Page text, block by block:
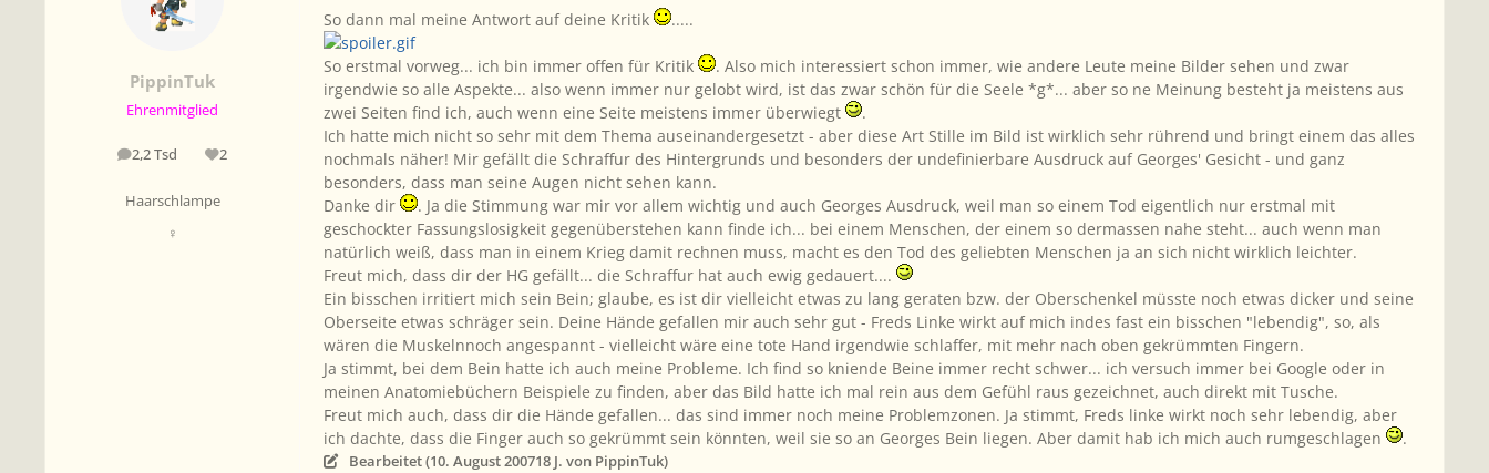
PippinTuk
Ehrenmitglied
2,2 Tsd
Beiträge 2
Reputation
Haarschlampe
♀
So dann mal meine Antwort auf deine Kritik .....
So erstmal vorweg... ich bin immer offen für Kritik
. Also mich interessiert schon immer, wie andere Leute meine Bilder sehen und zwar
irgendwie so alle Aspekte... also wenn immer nur gelobt wird, ist das zwar schön für die Seele *g*... aber so ne Meinung besteht ja meistens aus
zwei Seiten find ich, auch wenn eine Seite meistens immer überwiegt
.
Ich hatte mich nicht so sehr mit dem Thema auseinandergesetzt - aber diese Art Stille im Bild ist wirklich sehr rührend und bringt einem das alles
nochmals näher! Mir gefällt die Schraffur des Hintergrunds und besonders der undefinierbare Ausdruck auf Georges' Gesicht - und ganz
besonders, dass man seine Augen nicht sehen kann.
Danke dir
. Ja die Stimmung war mir vor allem wichtig und auch Georges Ausdruck, weil man so einem Tod eigentlich nur erstmal mit
geschockter Fassungslosigkeit gegenüberstehen kann finde ich... bei einem Menschen, der einem so dermassen nahe steht... auch wenn man
natürlich weiß, dass man in einem Krieg damit rechnen muss, macht es den Tod des geliebten Menschen ja an sich nicht wirklich leichter.
Freut mich, dass dir der HG gefällt... die Schraffur hat auch ewig gedauert....
Ein bisschen irritiert mich sein Bein; glaube, es ist dir vielleicht etwas zu lang geraten bzw. der Oberschenkel müsste noch etwas dicker und seine
Oberseite etwas schräger sein. Deine Hände gefallen mir auch sehr gut - Freds Linke wirkt auf mich indes fast ein bisschen "lebendig", so, als
wären die Muskelnnoch angespannt - vielleicht wäre eine tote Hand irgendwie schlaffer, mit mehr nach oben gekrümmten Fingern.
Ja stimmt, bei dem Bein hatte ich auch meine Probleme. Ich find so kniende Beine immer recht schwer... ich versuch immer bei Google oder in
meinen Anatomiebüchern Beispiele zu finden, aber das Bild hatte ich mal rein aus dem Gefühl raus gezeichnet, auch direkt mit Tusche.
Freut mich auch, dass dir die Hände gefallen... das sind immer noch meine Problemzonen. Ja stimmt, Freds linke wirkt noch sehr lebendig, aber
ich dachte, dass die Finger auch so gekrümmt sein könnten, weil sie so an Georges Bein liegen. Aber damit hab ich mich auch rumgeschlagen
.
Bearbeitet (10. August 200718 J. von PippinTuk)